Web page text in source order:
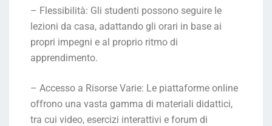
– Flessibilità: Gli studenti possono seguire le
lezioni da casa, adattando gli orari in base ai
propri impegni e al proprio ritmo di
apprendimento.
– Accesso a Risorse Varie: Le piattaforme online
offrono una vasta gamma di materiali didattici,
tra cui video, esercizi interattivi e forum di